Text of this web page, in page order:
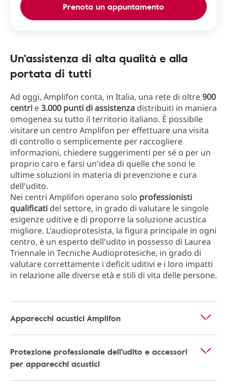
Prenota un appuntamento
Un'assistenza di alta qualità e alla
portata di tutti
Ad oggi, Amplifon conta, in Italia, una rete di oltre900
centri e3.000 punti di assistenza distribuiti in maniera
omogenea su tutto il territorio italiano. È possibile
visitare un centro Amplifon per effettuare una visita
di controllo o semplicemente per raccogliere
informazioni, chiedere suggerimenti per sé o per un
proprio caro e farsi un'idea di quelle che sono le
ultime soluzioni in materia di prevenzione e cura
dell'udito.
Nei centri Amplifon operano solo professionisti
qualificati del settore, in grado di valutare le singole
esigenze uditive e di proporre la soluzione acustica
migliore. L'audioprotesista, la figura principale in ogni
centro, è un esperto dell'udito in possesso di Laurea
Triennale in Tecniche Audioprotesiche, in grado di
valutare correttamente i deficit uditivi e i loro impatti
in relazione alle diverse età e stili di vita delle persone.
Apparecchi acustici Amplifon
Protezione professionale dell'udito e accessori
per apparecchi acustici